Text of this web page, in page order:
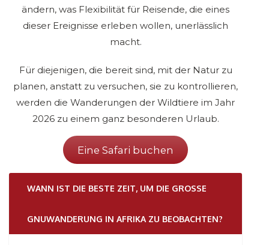
ändern, was Flexibilität für Reisende, die eines
dieser Ereignisse erleben wollen, unerlässlich
macht.
Für diejenigen, die bereit sind, mit der Natur zu
planen, anstatt zu versuchen, sie zu kontrollieren,
werden die Wanderungen der Wildtiere im Jahr
2026 zu einem ganz besonderen Urlaub.
Eine Safari buchen
WANN IST DIE BESTE ZEIT, UM DIE GROSSE G
NUWANDERUNG IN AFRIKA ZU BEOBACHTEN?